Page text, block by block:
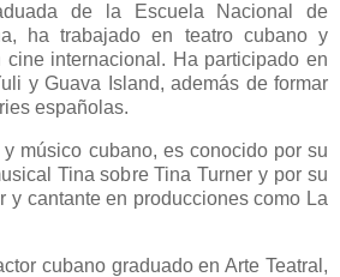
de la Escuela Nacional de
ha trabajado en teatro cubano y
internacional. Ha participado en
y Guava Island, además de formar
españolas.
y músico cubano, es conocido por su
Tina sobre Tina Turner y por su
y cantante en producciones como La
cubano graduado en Arte Teatral,